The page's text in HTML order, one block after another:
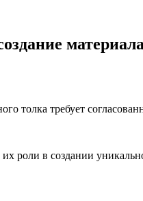
материала
толка требует
роли в создании